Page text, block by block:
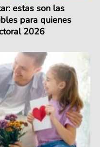
estas son las
para quienes
2026